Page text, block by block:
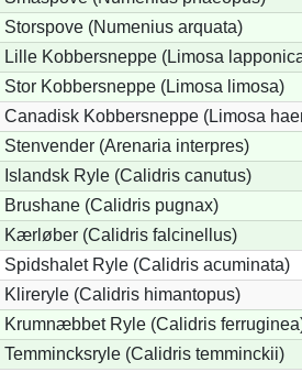
Storspove (Numenius arquata)
Lille Kobbersneppe (Limosa
Stor Kobbersneppe (Limosa limosa)
Canadisk Kobbersneppe (Limosa
Stenvender (Arenaria interpres)
Islandsk Ryle (Calidris canutus)
Brushane (Calidris pugnax)
Kærløber (Calidris falcinellus)
Spidshalet Ryle (Calidris acuminata)
Klireryle (Calidris himantopus)
Krumnæbbet Ryle (Calidris
Temmincksryle (Calidris temminckii)